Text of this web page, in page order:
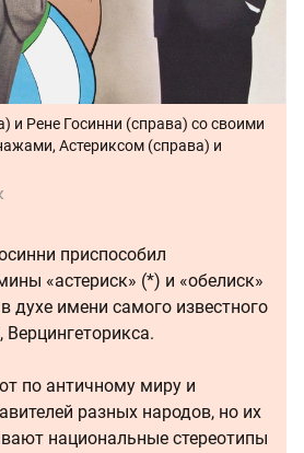
и Рене Госинни (справа) со своими
Астериксом (справа) и
приспособил
«астериск» (*) и «обелиск»
духе имени самого известного
по античному миру и
разных народов, но их
национальные стереотипы